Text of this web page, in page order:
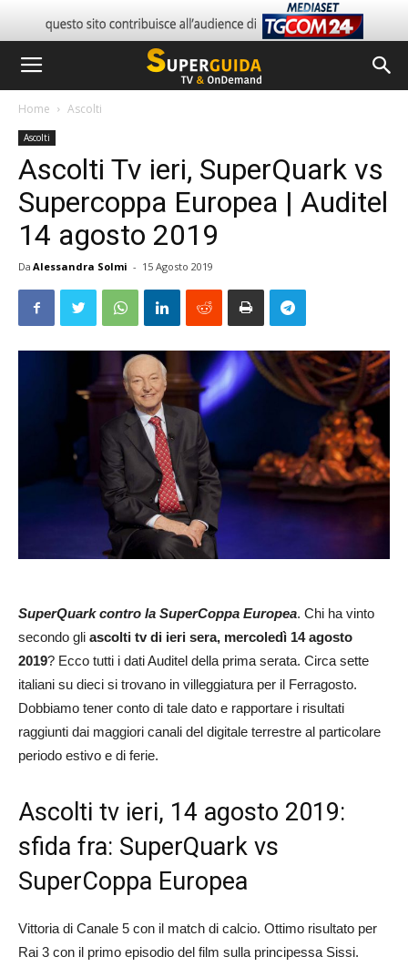
Home Ascolti
Ascolti
Ascolti Tv ieri, SuperQuark vs
Supercoppa Europea | Auditel
14 agosto 2019
Da Alessandra Solmi - 15 Agosto 2019
SuperQuark contro la SuperCoppa Europea. Chi ha vinto
secondo gli ascolti tv di ieri sera, mercoledì 14 agosto
2019? Ecco tutti i dati Auditel della prima serata. Circa sette
italiani su dieci si trovano in villeggiatura per il Ferragosto.
Dobbiamo tener conto di tale dato e rapportare i risultati
raggiunti dai maggiori canali del digitale terrestre al particolare
periodo estivo e di ferie.
Ascolti tv ieri, 14 agosto 2019:
sfida fra: SuperQuark vs
SuperCoppa Europea
Vittoria di Canale 5 con il match di calcio. Ottimo risultato per
Rai 3 con il primo episodio del film sulla principessa Sissi.